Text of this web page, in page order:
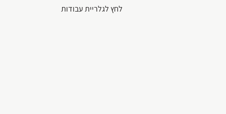
לחץ לגלריית עבודות